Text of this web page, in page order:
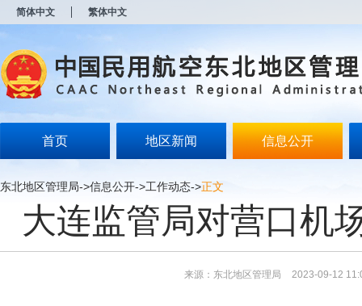
简体中文 繁体中文
首页 地区新闻 信息公开
东北地区管理局->信息公开->工作动态->正文
大连监管局对营口机
来源：东北地区管理局 2023-09-12
开
无
障
说
按
Alt
键